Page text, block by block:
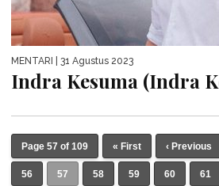
MENTARI | 31 Agustus 2023
Indra Kesuma (Indra
Page 57 of 109 « First ‹ Previous
56 57 58 59 60 61